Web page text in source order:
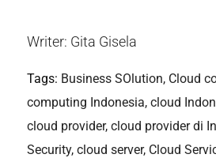
Writer: Gita Gisela
Tags: Business SOlution, Cloud
computing Indonesia, cloud
cloud provider, cloud provider di
Security, cloud server, Cloud